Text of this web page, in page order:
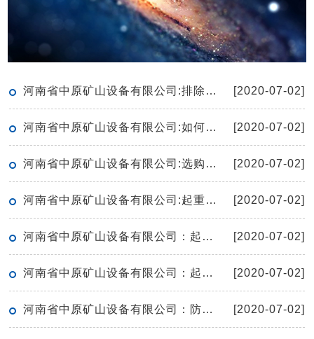
[2020-07-02]
河南省中原矿山设备有限公司:排除重型机械设备故障的方法
[2020-07-02]
河南省中原矿山设备有限公司:如何有效的保养起重机
[2020-07-02]
河南省中原矿山设备有限公司:选购单梁起重机有哪些窍门呢
[2020-07-02]
河南省中原矿山设备有限公司:起重机的空负荷试运转应符合哪些要求
[2020-07-02]
河南省中原矿山设备有限公司：起重机保护接地线安全技术要求
[2020-07-02]
河南省中原矿山设备有限公司：起重机滑轮检修要点
[2020-07-02]
河南省中原矿山设备有限公司：防爆电动葫芦工作期间无法上升如何解决